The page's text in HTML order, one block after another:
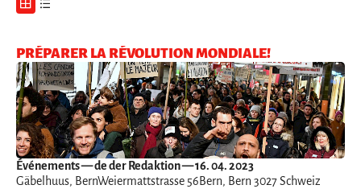
PRÉPARER LA RÉVOLUTION MONDIALE!
Événements— de der Redaktion — 16. 04. 2023
Gäbelhuus, BernWeiermattstrasse 56Bern, Bern 3027 Schweiz